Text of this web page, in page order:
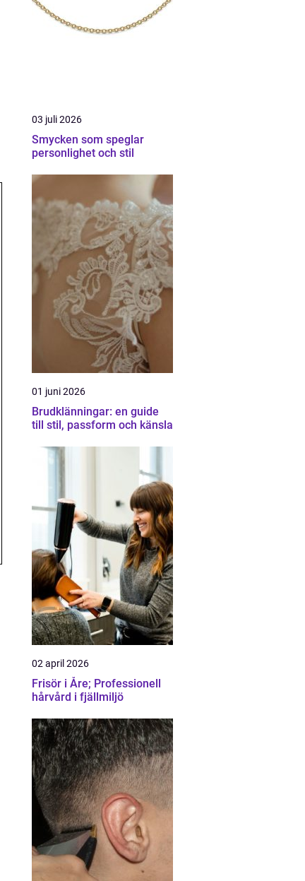
03 juli 2026
Smycken som speglar
personlighet och stil
01 juni 2026
Brudklänningar: en guide
till stil, passform och känsla
02 april 2026
Frisör i Åre; Professionell
hårvård i fjällmiljö